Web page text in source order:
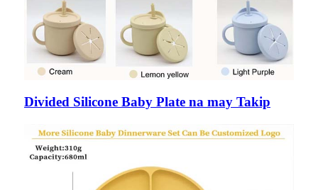
Divided Silicone Baby Plate na may Takip